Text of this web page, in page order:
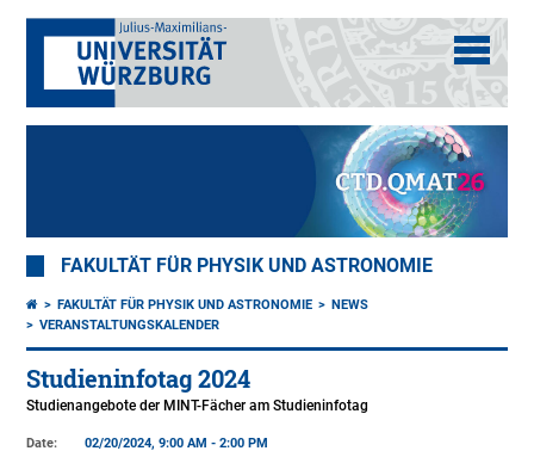
FAKULTÄT FÜR PHYSIK UND ASTRONOMIE
FAKULTÄT FÜR PHYSIK UND ASTRONOMIE
NEWS
VERANSTALTUNGSKALENDER
Studieninfotag 2024
Studienangebote der MINT-Fächer am Studieninfotag
Date:
02/20/2024, 9:00 AM - 2:00 PM